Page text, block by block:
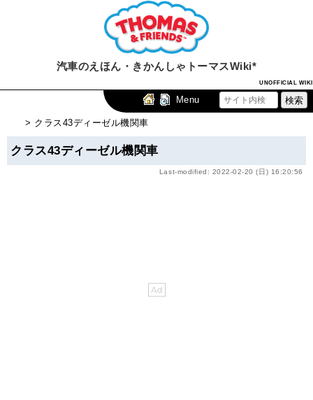
汽車のえほん・きかんしゃトーマスWiki*
UNOFFICIAL WIKI
Menu
> クラス43ディーゼル機関車
クラス43ディーゼル機関車
Last-modified: 2022-02-20 (日) 16:20:56